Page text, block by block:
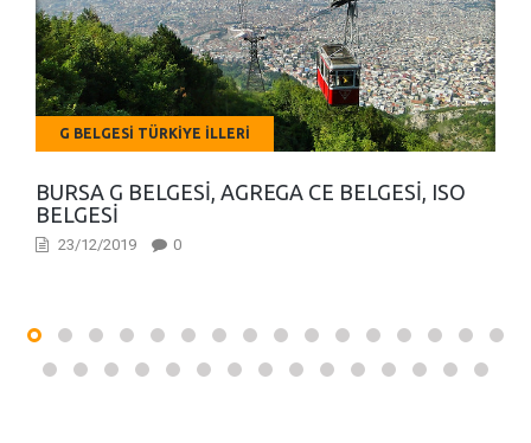
G BELGESI TÜRKIYE İLLERI
BURSA G BELGESI, AGREGA CE BELGESI, ISO
BELGESI
23/12/2019 0